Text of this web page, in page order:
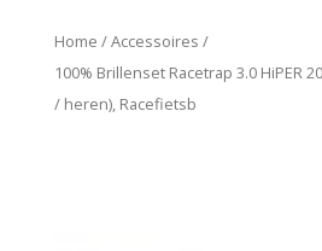
Home /Accessoires /
100% Brillenset Racetrap 3.0 HiPER
/ heren), Racefietsb